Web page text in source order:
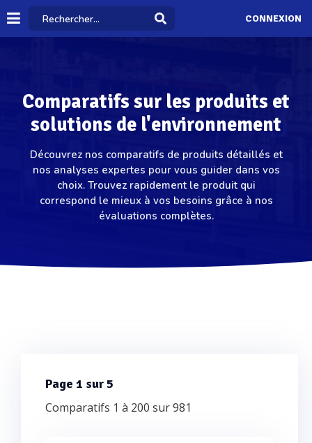
CONNEXION
Comparatifs sur les produits et
solutions de l'environnement
Découvrez nos comparatifs de produits détaillés et
nos analyses expertes pour vous guider dans vos
choix. Trouvez rapidement le produit qui
correspond le mieux à vos besoins grâce à nos
évaluations complètes.
Page 1 sur 5
Comparatifs 1 à 200 sur 981